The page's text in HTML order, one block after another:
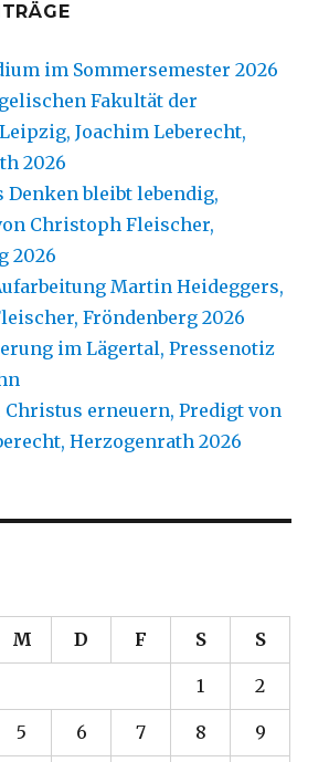
im Sommersemester 2026
Fakultät der
Joachim Leberecht,
2026
Denken bleibt lebendig,
Christoph Fleischer,
2026
Martin Heideggers,
Fröndenberg 2026
im Lägertal, Pressenotiz
Christus erneuern, Predigt von
Herzogenrath 2026
M D F S S
1 2
5 6 7 8 9